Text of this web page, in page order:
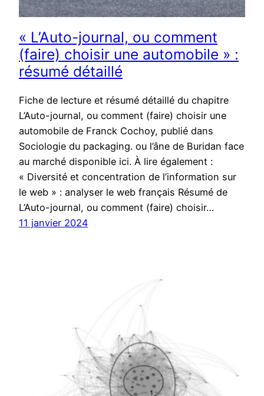
« L’Auto-journal, ou comment
(faire) choisir une automobile » :
résumé détaillé
Fiche de lecture et résumé détaillé du chapitre
L’Auto-journal, ou comment (faire) choisir une
automobile de Franck Cochoy, publié dans
Sociologie du packaging. ou l’âne de Buridan face
au marché disponible ici. À lire également :
« Diversité et concentration de l’information sur
le web » : analyser le web français Résumé de
L’Auto-journal, ou comment (faire) choisir…
11 janvier 2024